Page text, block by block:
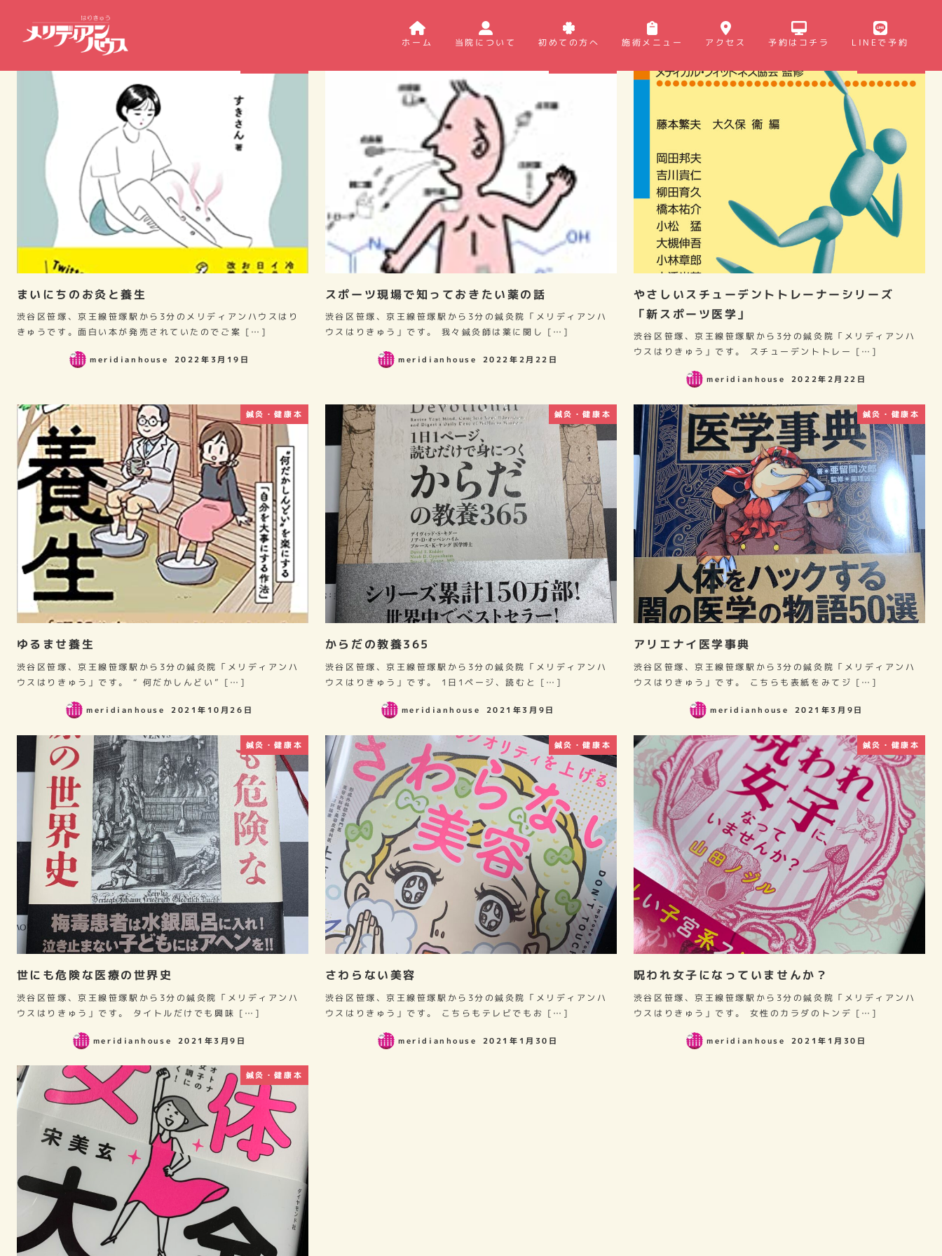
ホーム 当院について 初めての方へ 施術メニュー アクセス 予約はコチラ LINEで予約
まいにちのお灸と養生
渋谷区笹塚、京王線笹塚駅から3分のメリディアンハウスはり
きゅうです。面白い本が発売されていたのでご案 […]
meridianhouse 2022年3月19日
スポーツ現場で知っておきたい薬の話
渋谷区笹塚、京王線笹塚駅から3分の鍼灸院「メリディアンハ
ウスはりきゅう」です。 我々鍼灸師は薬に関し […]
meridianhouse 2022年2月22日
やさしいスチューデントトレーナーシリーズ
「新スポーツ医学」
渋谷区笹塚、京王線笹塚駅から3分の鍼灸院「メリディアンハ
ウスはりきゅう」です。 スチューデントトレー […]
meridianhouse 2022年2月22日
鍼灸・健康本
ゆるませ養生
渋谷区笹塚、京王線笹塚駅から3分の鍼灸院「メリディアンハ
ウスはりきゅう」です。 “ 何だかしんどい” […]
meridianhouse 2021年10月26日
鍼灸・健康本
からだの教養365
渋谷区笹塚、京王線笹塚駅から3分の鍼灸院「メリディアンハ
ウスはりきゅう」です。 1日1ページ、読むと […]
meridianhouse 2021年3月9日
鍼灸・健康本
アリエナイ医学事典
渋谷区笹塚、京王線笹塚駅から3分の鍼灸院「メリディアンハ
ウスはりきゅう」です。 こちらも表紙をみてジ […]
meridianhouse 2021年3月9日
鍼灸・健康本
世にも危険な医療の世界史
渋谷区笹塚、京王線笹塚駅から3分の鍼灸院「メリディアンハ
ウスはりきゅう」です。 タイトルだけでも興味 […]
meridianhouse 2021年3月9日
鍼灸・健康本
さわらない美容
渋谷区笹塚、京王線笹塚駅から3分の鍼灸院「メリディアンハ
ウスはりきゅう」です。 こちらもテレビでもお […]
meridianhouse 2021年1月30日
鍼灸・健康本
呪われ女子になっていませんか？
渋谷区笹塚、京王線笹塚駅から3分の鍼灸院「メリディアンハ
ウスはりきゅう」です。 女性のカラダのトンデ […]
meridianhouse 2021年1月30日
鍼灸・健康本